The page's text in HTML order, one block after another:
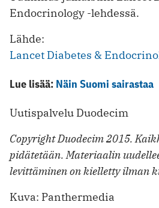
Endocrinology -lehdessä.
Lähde:
Lancet Diabetes &
Lue lisää: Näin Suomi sairastaa
Uutispalvelu Duodecim
Copyright Duodecim 2015.
pidätetään. Materiaalin
levittäminen on kielletty ilman
Kuva: Panthermedia